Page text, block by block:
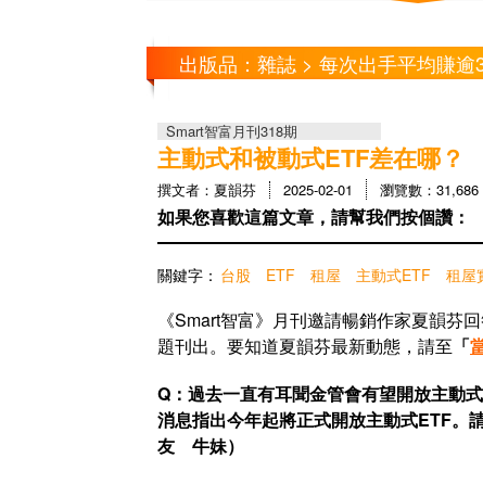
出版品：雜誌 > 每次出手平均賺
Smart智富月刊318期
主動式和被動式ETF差在哪？
撰文者：夏韻芬 2025-02-01 瀏覽數：31,686
如果您喜歡這篇文章，請幫我們按個讚：
關鍵字： 台股 ETF 租屋 主動式ETF 租屋
《Smart智富》月刊邀請暢銷作家夏韻芬
題刊出。要知道夏韻芬最新動態，請至 「
Q：過去一直有耳聞金管會有望開放主動
消息指出今年起將正式開放主動式ETF。
友 牛妹）